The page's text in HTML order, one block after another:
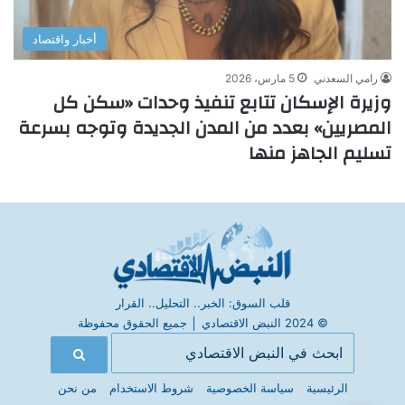
أخبار واقتصاد
رامي السعدني 5 مارس، 2026
وزيرة الإسكان تتابع تنفيذ وحدات «سكن كل
المصريين» بعدد من المدن الجديدة وتوجه بسرعة
تسليم الجاهز منها
قلب السوق: الخبر.. التحليل.. القرار
© 2024 النبض الاقتصادي
جميع الحقوق محفوظة
الرئيسية سياسة الخصوصية شروط الاستخدام من نحن